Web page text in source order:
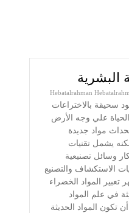
البشرية
سحيقة بالاختراعات
علي وجه الأرض
مواد جديدة
يشمل تقنيات
وسائل تصنيعية
الاستكشاف والتصنيع
تعبير المواد الخضراء
في علم المواد
تكون المواد الحديثة